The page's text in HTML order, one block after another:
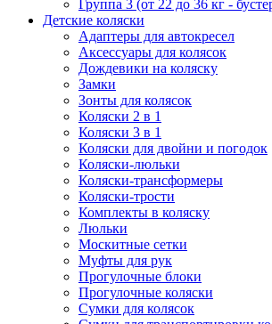
Группа 3 (от 22 до 36 кг -
Детские коляски
Адаптеры для автокресел
Аксессуары для колясок
Дождевики на коляску
Замки
Зонты для колясок
Коляски 2 в 1
Коляски 3 в 1
Коляски для двойни и погодок
Коляски-люльки
Коляски-трансформеры
Коляски-трости
Комплекты в коляску
Люльки
Москитные сетки
Муфты для рук
Прогулочные блоки
Прогулочные коляски
Сумки для колясок